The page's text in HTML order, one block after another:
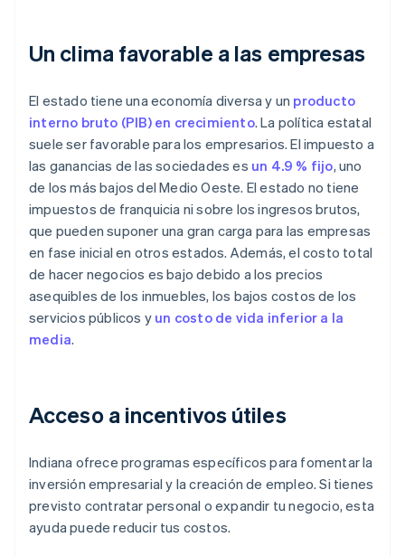
Un clima favorable a las empresas
El estado tiene una economía diversa y un producto
interno bruto (PIB) en crecimiento. La política estatal
suele ser favorable para los empresarios. El impuesto a
las ganancias de las sociedades es un 4.9 % fijo, uno
de los más bajos del Medio Oeste. El estado no tiene
impuestos de franquicia ni sobre los ingresos brutos,
que pueden suponer una gran carga para las empresas
en fase inicial en otros estados. Además, el costo total
de hacer negocios es bajo debido a los precios
asequibles de los inmuebles, los bajos costos de los
servicios públicos y un costo de vida inferior a la
media.
Acceso a incentivos útiles
Indiana ofrece programas específicos para fomentar la
inversión empresarial y la creación de empleo. Si tienes
previsto contratar personal o expandir tu negocio, esta
ayuda puede reducir tus costos.